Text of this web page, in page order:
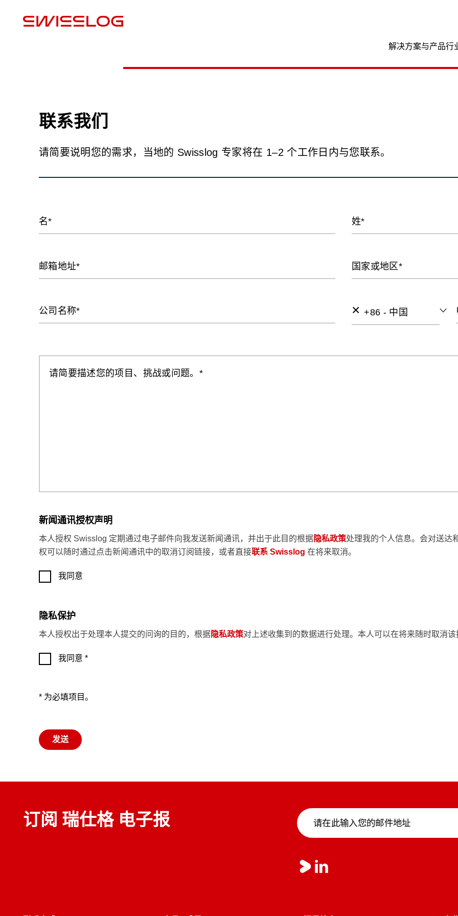
解决方案与产品行
联系我们
请简要说明您的需求，当地的 Swisslog 专家将在 1–2 个工作日内与您联系。
名 姓
邮箱地址 国家或地区*
公司名称 × +86 - 中国
请简要描述您的项目、挑战或问题。
新闻通讯授权声明
本人授权 Swisslog 定期通过电子邮件向我发送新闻通讯，并出于此目的根据隐私政策处理我的个人信息。会对送达
权可以随时通过点击新闻通讯中的取消订阅链接，或者直接联系 Swisslog 在将来取消。
我同意
隐私保护
本人授权出于处理本人提交的问询的目的，根据隐私政策对上述收集到的数据进行处理。本人可以在将来随时取消该
我同意
* 为必填项目。
发送
订阅 瑞仕格 电子报